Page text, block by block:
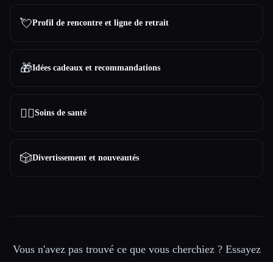
💘Profil de rencontre et ligne de retrait
🎁Idées cadeaux et recommandations
👩‍⚕️Soins de santé
🎲Divertissement et nouveautés
Vous n'avez pas trouvé ce que vous cherchiez ? Essayez